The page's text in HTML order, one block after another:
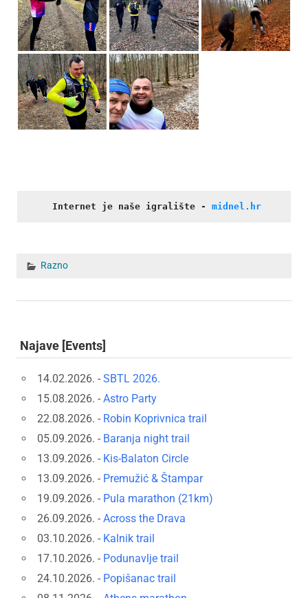
Internet je naše igralište - midnel.hr
Razno
Najave [Events]
14.02.2026. - SBTL 2026.
15.08.2026. - Astro Party
22.08.2026. - Robin Koprivnica trail
05.09.2026. - Baranja night trail
13.09.2026. - Kis-Balaton Circle
13.09.2026. - Premužić & Štampar
19.09.2026. - Pula marathon (21km)
26.09.2026. - Across the Drava
03.10.2026. - Kalnik trail
17.10.2026. - Podunavlje trail
24.10.2026. - Popišanac trail